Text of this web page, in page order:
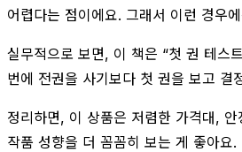
어렵다는 점이에요. 그래서 이런 경우
실무적으로 보면, 이 책은 “첫 권 테스
번에 전권을 사기보다 첫 권을 보고 결
정리하면, 이 상품은 저렴한 가격대,
작품 성향을 더 꼼꼼히 보는 게 좋아요